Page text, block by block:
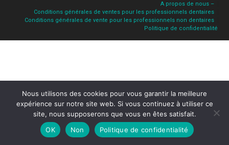
A propos de nous –
Conditions générales de ventes pour les professionnels dentaires
Conditions générales de vente pour les professionnels non dentaires
Politique de confidentialité
Nous utilisons des cookies pour vous garantir la meilleure
expérience sur notre site web. Si vous continuez à utiliser ce
site, nous supposerons que vous en êtes satisfait.
OK
Non Politique de confidentialité